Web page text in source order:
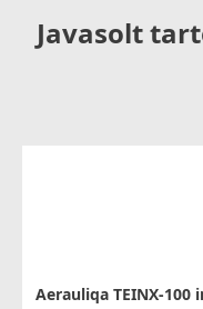
Javasolt
Aerauliqa TEINX-100